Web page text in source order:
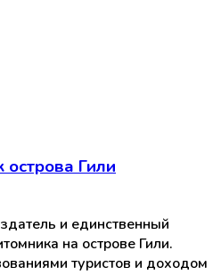
Гили
и единственный
на острове Гили.
туристов и доходом